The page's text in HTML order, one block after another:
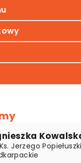
Jerzego